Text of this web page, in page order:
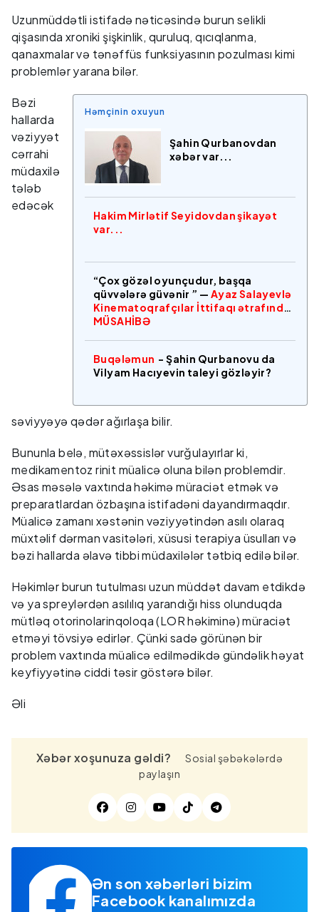
Uzunmüddətli istifadə nəticəsində burun selikli
qişasında xroniki şişkinlik, quruluq, qıcıqlanma,
qanaxmalar və tənəffüs funksiyasının pozulması kimi
problemlər yarana bilər.
Həmçinin oxuyun
Şahin Qurbanovdan
xəbər var...
Hakim Mirlətif Seyidovdan şikayət
var...
“Çox gözəl oyunçudur, başqa
qüvvələrə güvənir ” — Ayaz Salayevlə
Kinematoqrafçılar İttifaqı ətrafında
MÜSAHİBƏ
Buqələmun - Şahin Qurbanovu da
Vilyam Hacıyevin taleyi gözləyir?
Bəzi
hallarda
vəziyyət
cərrahi
müdaxilə
tələb
edəcək
səviyyəyə qədər ağırlaşa bilir.
Bununla belə, mütəxəssislər vurğulayırlar ki,
medikamentoz rinit müalicə oluna bilən problemdir.
Əsas məsələ vaxtında həkimə müraciət etmək və
preparatlardan özbaşına istifadəni dayandırmaqdır.
Müalicə zamanı xəstənin vəziyyətindən asılı olaraq
müxtəlif dərman vasitələri, xüsusi terapiya üsulları və
bəzi hallarda əlavə tibbi müdaxilələr tətbiq edilə bilər.
Həkimlər burun tutulması uzun müddət davam etdikdə
və ya spreylərdən asılılıq yarandığı hiss olunduqda
mütləq otorinolarinqoloqa (LOR həkiminə) müraciət
etməyi tövsiyə edirlər. Çünki sadə görünən bir
problem vaxtında müalicə edilmədikdə gündəlik həyat
keyfiyyətinə ciddi təsir göstərə bilər.
Əli
Xəbər xoşunuza gəldi?
Sosial şəbəkələrdə
paylaşın
Ən son xəbərləri bizim
Facebook kanalımızda